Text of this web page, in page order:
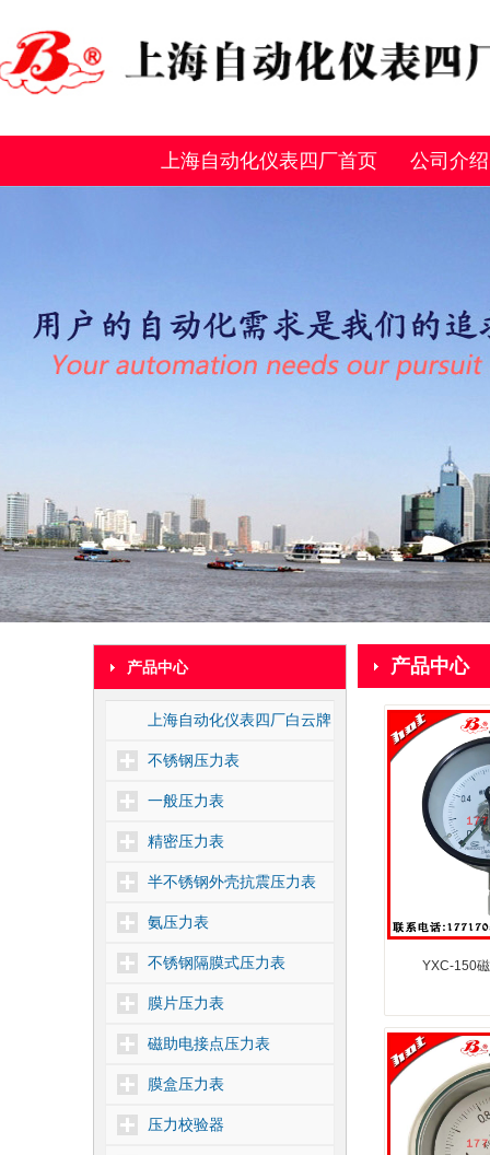
上海自动化仪表四厂首页 公司介绍
产品中心
上海自动化仪表四厂白云牌
不锈钢压力表
一般压力表
精密压力表
半不锈钢外壳抗震压力表
氨压力表
不锈钢隔膜式压力表
膜片压力表
磁助电接点压力表
膜盒压力表
压力校验器
产品中心
YXC-150